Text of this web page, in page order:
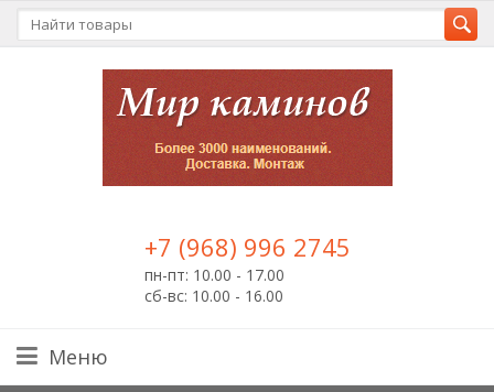
+7 (968) 996 2745
пн-пт: 10.00 - 17.00
сб-вс: 10.00 - 16.00
Меню